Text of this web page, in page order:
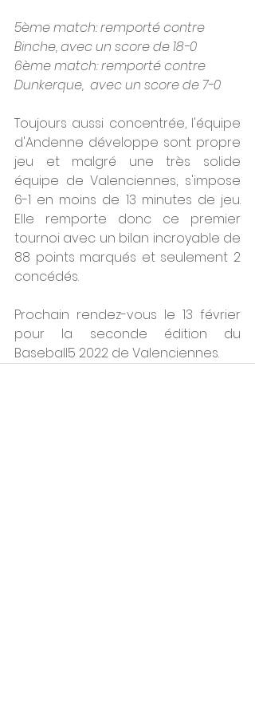
5ème match: remporté contre
Binche, avec un score de 18-0
6ème match: remporté contre
Dunkerque,  avec un score de 7-0
Toujours aussi concentrée, l'équipe
d'Andenne développe sont propre
jeu et malgré une très solide
équipe de Valenciennes, s'impose
6-1 en moins de 13 minutes de jeu.
Elle remporte donc ce premier
tournoi avec un bilan incroyable de
88 points marqués et seulement 2
concédés.
Prochain rendez-vous le 13 février
pour la seconde édition du
Baseball5 2022 de Valenciennes.